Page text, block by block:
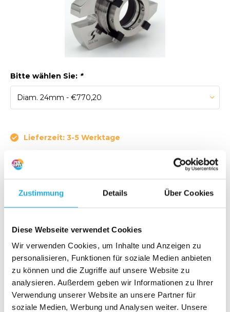
Zustimmung Details Über Cookies
Diese Webseite verwendet Cookies
Wir verwenden Cookies, um Inhalte und Anzeigen zu
personalisieren, Funktionen für soziale Medien anbieten
zu können und die Zugriffe auf unsere Website zu
analysieren. Außerdem geben wir Informationen zu Ihrer
Verwendung unserer Website an unsere Partner für
soziale Medien, Werbung und Analysen weiter. Unsere
Bitte wählen Sie: *
Lieferzeit: 3-5 Werktage
Artikelnummer:
Ärmellose Dichtungen 600 Sealtek Sleeveless seals 600
RC Tungsten/Tungsten Carbide
€ 770,20 Zur Bestellliste hinzufügen
Angebot anfordern